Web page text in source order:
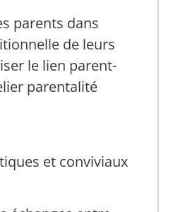
parents dans
de leurs
le lien parent-
parentalité
et conviviaux